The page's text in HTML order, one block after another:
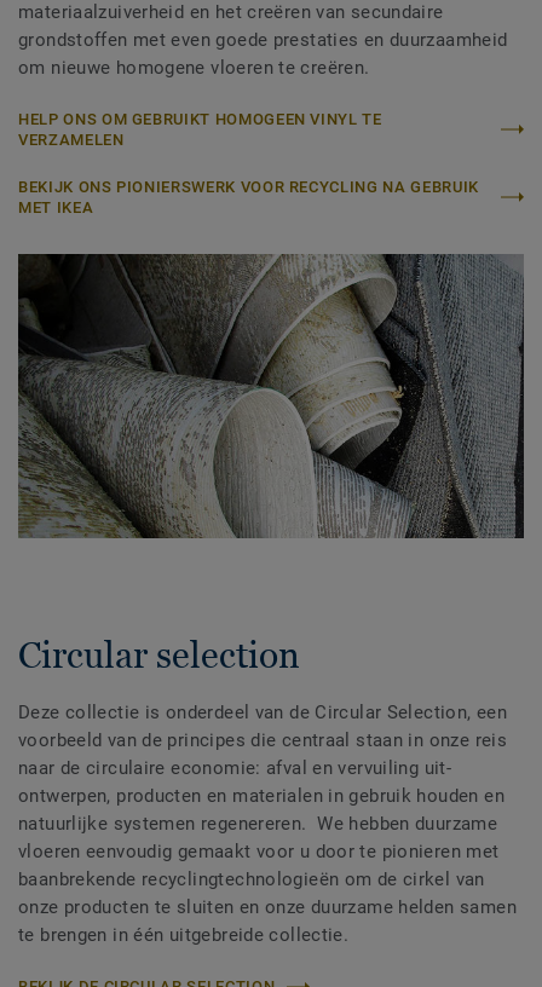
materiaalzuiverheid en het creëren van secundaire
grondstoffen met even goede prestaties en duurzaamheid
om nieuwe homogene vloeren te creëren.
HELP ONS OM GEBRUIKT HOMOGEEN VINYL TE
VERZAMELEN
BEKIJK ONS PIONIERSWERK VOOR RECYCLING NA GEBRUIK
MET IKEA
Circular selection
Deze collectie is onderdeel van de Circular Selection, een
voorbeeld van de principes die centraal staan in onze reis
naar de circulaire economie: afval en vervuiling uit-
ontwerpen, producten en materialen in gebruik houden en
natuurlijke systemen regenereren. We hebben duurzame
vloeren eenvoudig gemaakt voor u door te pionieren met
baanbrekende recyclingtechnologieën om de cirkel van
onze producten te sluiten en onze duurzame helden samen
te brengen in één uitgebreide collectie.